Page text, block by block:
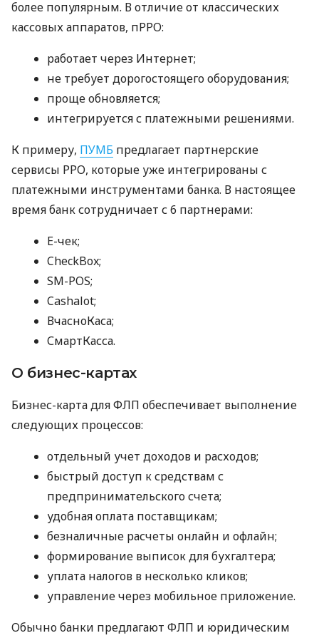
более популярным. В отличие от классических
кассовых аппаратов, пРРО:
работает через Интернет;
не требует дорогостоящего оборудования;
проще обновляется;
интегрируется с платежными решениями.
К примеру, ПУМБ предлагает партнерские
сервисы РРО, которые уже интегрированы с
платежными инструментами банка. В настоящее
время банк сотрудничает с 6 партнерами:
E-чек;
CheckBox;
SM-POS;
Cashalot;
ВчасноКаса;
СмартКасса.
О бизнес-картах
Бизнес-карта для ФЛП обеспечивает выполнение
следующих процессов:
отдельный учет доходов и расходов;
быстрый доступ к средствам с
предпринимательского счета;
удобная оплата поставщикам;
безналичные расчеты онлайн и офлайн;
формирование выписок для бухгалтера;
уплата налогов в несколько кликов;
управление через мобильное приложение.
Обычно банки предлагают ФЛП и юридическим